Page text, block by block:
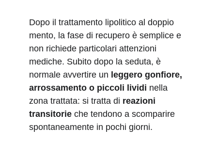
Dopo il trattamento lipolitico al doppio
mento, la fase di recupero è semplice e
non richiede particolari attenzioni
mediche. Subito dopo la seduta, è
normale avvertire un leggero gonfiore,
arrossamento o piccoli lividi nella
zona trattata: si tratta di reazioni
transitorie che tendono a scomparire
spontaneamente in pochi giorni.